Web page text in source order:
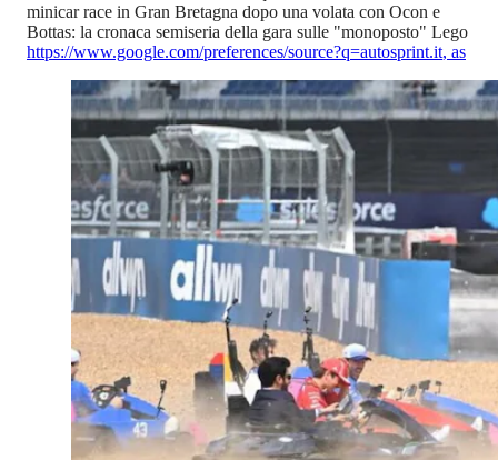
minicar race in Gran Bretagna dopo una volata con Ocon e
Bottas: la cronaca semiseria della gara sulle "monoposto" Lego
https://www.google.com/preferences/source?q=autosprint.it, as